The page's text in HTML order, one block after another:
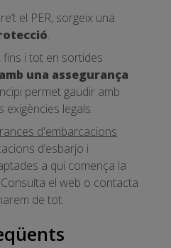
el PER, sorgeix una
.
fins i tot en sortides
una assegurança
permet gaudir amb
exigències legals.
d'embarcacions
d’esbarjo i
a qui comença la
el web o contacta
de tot.